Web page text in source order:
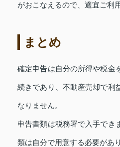
がおこなえるので、適宜ご利
まとめ
確定申告は自分の所得や税金
続きであり、不動産売却で利
なりません。
申告書類は税務署で入手でき
類は自分で用意する必要があ